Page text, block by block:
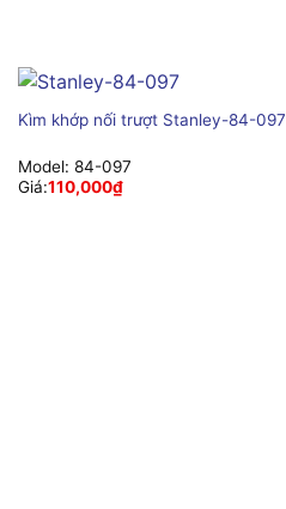
Kìm khớp nối trượt Stanley-84-097
Model: 84-097
Giá:110,000₫